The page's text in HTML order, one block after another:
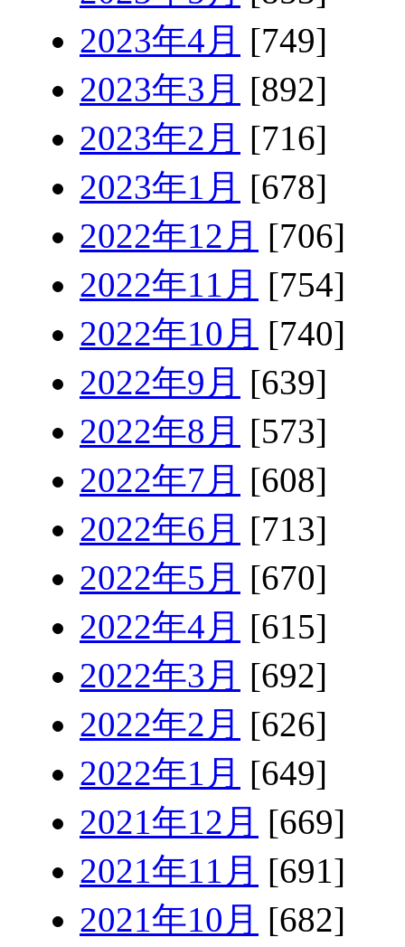
2023年4月 [749]
2023年3月 [892]
2023年2月 [716]
2023年1月 [678]
2022年12月 [706]
2022年11月 [754]
2022年10月 [740]
2022年9月 [639]
2022年8月 [573]
2022年7月 [608]
2022年6月 [713]
2022年5月 [670]
2022年4月 [615]
2022年3月 [692]
2022年2月 [626]
2022年1月 [649]
2021年12月 [669]
2021年11月 [691]
2021年10月 [682]